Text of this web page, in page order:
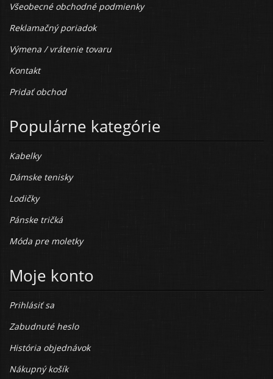
Všeobecné obchodné podmienky
Reklamačný poriadok
Výmena / vrátenie tovaru
Kontakt
Pridať obchod
Populárne kategórie
Kabelky
Dámske tenisky
Lodičky
Pánske tričká
Móda pre moletky
Moje konto
Prihlásiť sa
Zabudnuté heslo
História objednávok
Nákupný košík